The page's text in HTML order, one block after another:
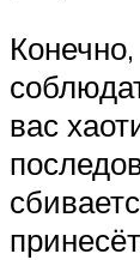
вас